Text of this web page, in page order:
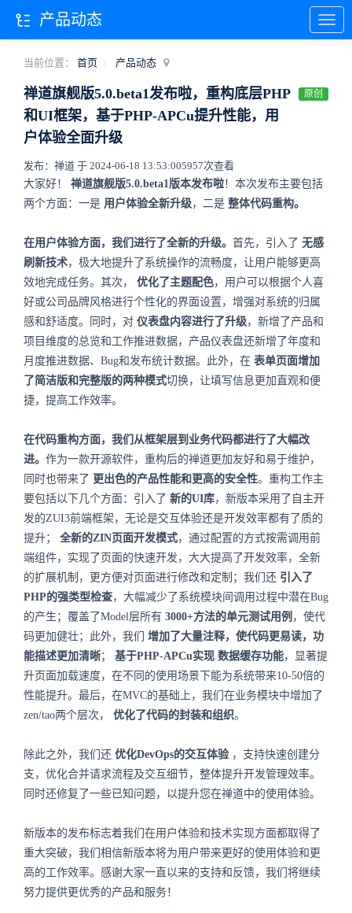
当前位置： 首页 产品动态
禅道旗舰版5.0.beta1发布啦，重构底层PHP
和UI框架，基于PHP-APCu提升性能，用
户体验全面升级
原创
发布：禅道 于 2024-06-18 13:53:005957次查看
大家好！ 禅道旗舰版5.0.beta1版本发布啦！本次发布主要包括
两个方面：一是 用户体验全新升级，二是 整体代码重构。
在用户体验方面，我们进行了全新的升级。 首先，引入了 无感
刷新技术，极大地提升了系统操作的流畅度，让用户能够更高
效地完成任务。其次， 优化了主题配色，用户可以根据个人喜
好或公司品牌风格进行个性化的界面设置，增强对系统的归属
感和舒适度。同时，对 仪表盘内容进行了升级，新增了产品和
项目维度的总览和工作推进数据，产品仪表盘还新增了年度和
月度推进数据、Bug和发布统计数据。此外，在 表单页面增加
了简洁版和完整版的两种模式切换，让填写信息更加直观和便
捷，提高工作效率。
在代码重构方面，我们从框架层到业务代码都进行了大幅改
进。 作为一款开源软件，重构后的禅道更加友好和易于维护，
同时也带来了 更出色的产品性能和更高的安全性。重构工作主
要包括以下几个方面：引入了 新的UI库，新版本采用了自主开
发的ZUI3前端框架，无论是交互体验还是开发效率都有了质的
提升； 全新的ZIN页面开发模式，通过配置的方式按需调用前
端组件，实现了页面的快速开发，大大提高了开发效率，全新
的扩展机制，更方便对页面进行修改和定制；我们还 引入了
PHP的强类型检查，大幅减少了系统模块间调用过程中潜在Bug
的产生；覆盖了Model层所有 3000+方法的单元测试用例 ，使代
码更加健壮；此外，我们 增加了大量注释，使代码更易读，功
能描述更加清晰； 基于PHP-APCu实现 数据缓存功能，显著提
升页面加载速度，在不同的使用场景下能为系统带来10-50倍的
性能提升。最后，在MVC的基础上，我们在业务模块中增加了
zen/tao两个层次， 优化了代码的封装和组织。
除此之外，我们还 优化DevOps的交互体验 ，支持快速创建分
支，优化合并请求流程及交互细节，整体提升开发管理效率。
同时还修复了一些已知问题，以提升您在禅道中的使用体验。
新版本的发布标志着我们在用户体验和技术实现方面都取得了
重大突破，我们相信新版本将为用户带来更好的使用体验和更
高的工作效率。感谢大家一直以来的支持和反馈，我们将继续
努力提供更优秀的产品和服务！
产品动态